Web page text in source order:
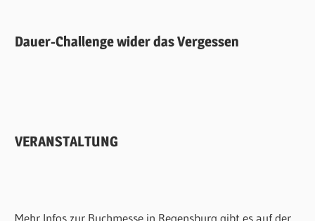
Dauer-Challenge wider das Vergessen
VERANSTALTUNG
Mehr Infos zur Buchmesse in Regensburg gibt es auf der